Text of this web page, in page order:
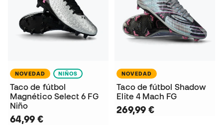
NOVEDAD NIÑOS
Taco de fútbol
Magnético Select 6 FG
Niño
64,99 €
NOVEDAD
Taco de fútbol Shadow
Elite 4 Mach FG
269,99 €